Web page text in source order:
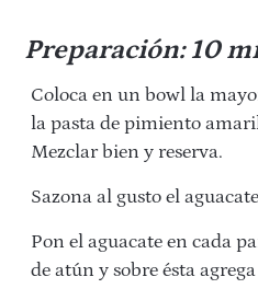
Preparación: 10
Coloca en un bowl la
la pasta de pimiento
Mezclar bien y reserva.
Sazona al gusto el
Pon el aguacate en cada
de atún y sobre ésta